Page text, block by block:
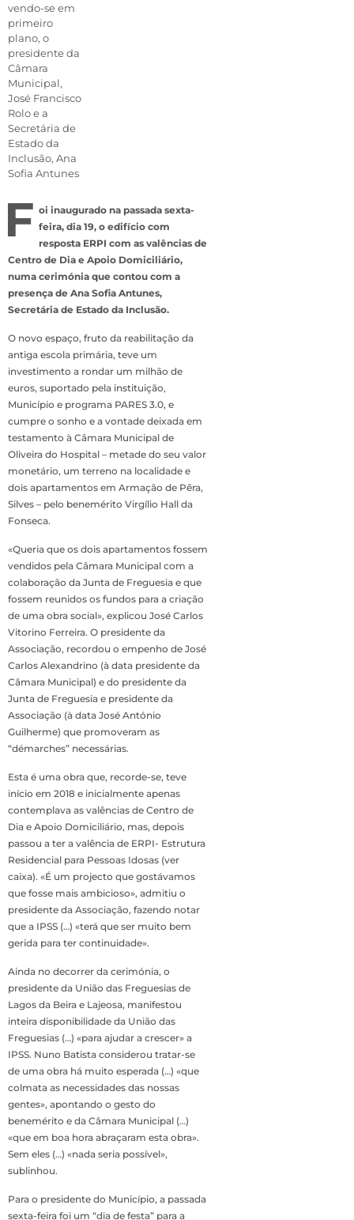
vendo-se em
primeiro
plano, o
presidente da
Câmara
Municipal,
José Francisco
Rolo e a
Secretária de
Estado da
Inclusão, Ana
Sofia Antunes
F oi inaugurado na passada sexta-
feira, dia 19, o edifício com
resposta ERPI com as valências de
Centro de Dia e Apoio Domiciliário,
numa cerimónia que contou com a
presença de Ana Sofia Antunes,
Secretária de Estado da Inclusão.
O novo espaço, fruto da reabilitação da
antiga escola primária, teve um
investimento a rondar um milhão de
euros, suportado pela instituição,
Município e programa PARES 3.0, e
cumpre o sonho e a vontade deixada em
testamento à Câmara Municipal de
Oliveira do Hospital – metade do seu valor
monetário, um terreno na localidade e
dois apartamentos em Armação de Pêra,
Silves – pelo benemérito Virgílio Hall da
Fonseca.
«Queria que os dois apartamentos fossem
vendidos pela Câmara Municipal com a
colaboração da Junta de Freguesia e que
fossem reunidos os fundos para a criação
de uma obra social», explicou José Carlos
Vitorino Ferreira. O presidente da
Associação, recordou o empenho de José
Carlos Alexandrino (à data presidente da
Câmara Municipal) e do presidente da
Junta de Freguesia e presidente da
Associação (à data José António
Guilherme) que promoveram as
“démarches” necessárias.
Esta é uma obra que, recorde-se, teve
início em 2018 e inicialmente apenas
contemplava as valências de Centro de
Dia e Apoio Domiciliário, mas, depois
passou a ter a valência de ERPI- Estrutura
Residencial para Pessoas Idosas (ver
caixa). «É um projecto que gostávamos
que fosse mais ambicioso», admitiu o
presidente da Associação, fazendo notar
que a IPSS (…) «terá que ser muito bem
gerida para ter continuidade».
Ainda no decorrer da cerimónia, o
presidente da União das Freguesias de
Lagos da Beira e Lajeosa, manifestou
inteira disponibilidade da União das
Freguesias (…) «para ajudar a crescer» a
IPSS. Nuno Batista considerou tratar-se
de uma obra há muito esperada (…) «que
colmata as necessidades das nossas
gentes», apontando o gesto do
benemérito e da Câmara Municipal (…)
«que em boa hora abraçaram esta obra».
Sem eles (…) «nada seria possível»,
sublinhou.
Para o presidente do Município, a passada
sexta-feira foi um “dia de festa” para a